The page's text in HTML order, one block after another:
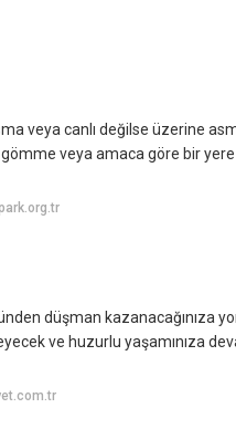
veya canlı değilse üzerine
veya amaca göre bir yere
düşman kazanacağınıza
ve huzurlu yaşamınıza